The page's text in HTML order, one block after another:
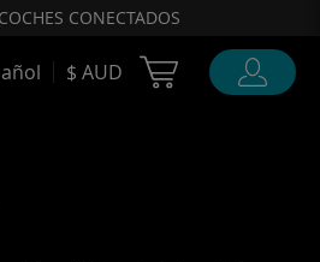
COCHES CONECTADOS
$ AUD Cart Ubigi